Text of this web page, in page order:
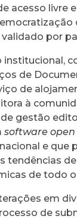
acesso livre
por
de
de
à
gestão
software open
e que
tendências
de todo
em
de